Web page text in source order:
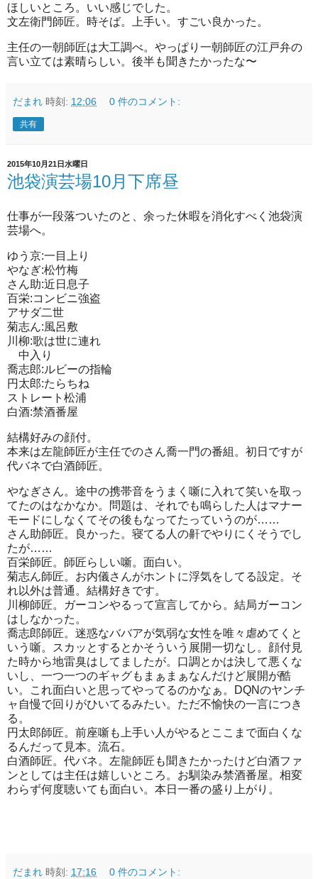
ほしいところ。いい感じでした。
文左衛門師匠。時そば。上手い。すごい良かった。
主任の一朝師匠は大工調べ。やっぱり一朝師匠の江戸弁の
言い立ては素晴らしい。後半も聞きたかったな〜
だまれ 時刻: 12:06 0 件のコメント:
共有
2015年10月21日水曜日
池袋演芸場10月下席昼
仕事が一段落ついたのと、余った休暇を消化すべく池袋演
芸場へ。
ゆう京:一目上り
やなぎ:松竹梅
さん助:近日息子
百栄:コンビニ強盗
アサダ二世
菊志ん:風呂敷
川柳:歌は世に連れ
中入り
喬志郎:ルビーの指輪
円太郎:たらちね
ストレート松浦
白酒:禁酒番屋
結構好みの顔付。
本来は左龍師匠が主任でのさん喬一門の番組。初日ですが
代バネで白酒師匠。
やなぎさん。途中の携帯音をうまく噺に入れて笑いを取っ
てたのはなかなか。問題は、それでも鳴らした人はマナー
モードにしなくてその後もなってたっていうのが……
さん助師匠。良かった。寝てる人の鼾でやりにくそうでし
たが……
百栄師匠。師匠らしい噺。面白い。
菊志ん師匠。お内儀さんがホントに浮気をしてる設定。そ
れ以外は普通。結構好きです。
川柳師匠。ガーコンやるって宣言してから。結局ガーコン
はしなかった。
喬志郎師匠。迷惑なババアが気弱な女性を唯々虐めてくと
いう噺。スカッとするとかそういう展開一切なし。顔付見
た時から地雷臭はしてましたが。口調とかは決して悪くな
いし、一つ一つのギャグもまぁまぁなんだけど展開が酷
い。これ面白いと思ってやってるのかなぁ。DQNのヤンチ
ャ自慢で回りがひいてるみたい。ただ不愉快の一言につき
る。
円太郎師匠。前座噺も上手い人がやるとここまで面白くな
るんだって見本。流石。
白酒師匠。代バネ。左龍師匠も聞きたかったけど白酒ファ
ンとしては主任は嬉しいところ。お馴染み禁酒番屋。相変
わらず何度聴いても面白い。本日一番の盛り上がり。
だまれ 時刻: 17:16 0 件のコメント: